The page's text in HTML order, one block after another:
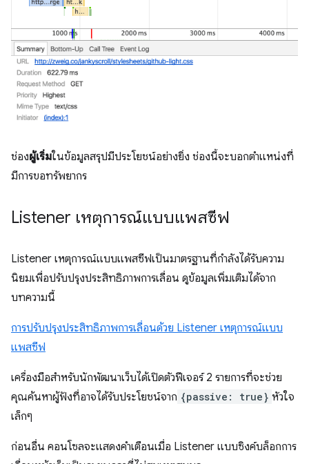
ช่องผู้เริ่มในข้อมูลสรุปมีประโยชน์อย่างยิ่ง ช่องนี้จะบอกตำแหน่งที่
มีการขอทรัพยากร
Listener เหตุการณ์แบบแพสซีฟ
Listener เหตุการณ์แบบแพสซีฟเป็นมาตรฐานที่กำลังได้รับความ
นิยมเพื่อปรับปรุงประสิทธิภาพการเลื่อน ดูข้อมูลเพิ่มเติมได้จาก
บทความนี้
การปรับปรุงประสิทธิภาพการเลื่อนด้วย Listener เหตุการณ์แบบ
แพสซีฟ
เครื่องมือสำหรับนักพัฒนาเว็บได้เปิดตัวฟีเจอร์ 2 รายการที่จะช่วย
คุณค้นหาผู้ฟังที่อาจได้รับประโยชน์จาก {passive: true} หัวใจ
เล็กๆ
ก่อนอื่น คอนโซลจะแสดงคำเตือนเมื่อ Listener แบบซิงค์บล็อกการ